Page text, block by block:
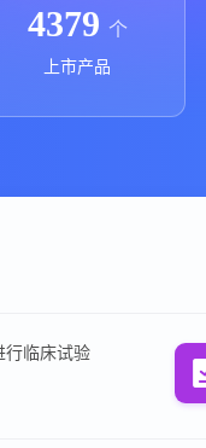
临床进展
4379 个
上市产品
行临床试验